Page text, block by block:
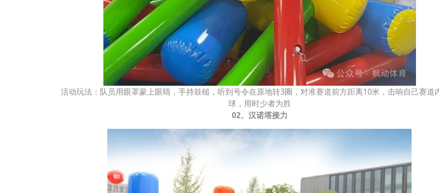
活动玩法：队员用眼罩蒙上眼睛，手持鼓槌，听到号令在原地转3圈，对准赛道前方距离10米，击响自己赛道
球，用时少者为胜
02、汉诺塔接力